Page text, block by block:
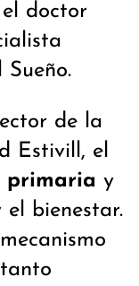
doctor
de la
Estivill, el
primaria y
bienestar.